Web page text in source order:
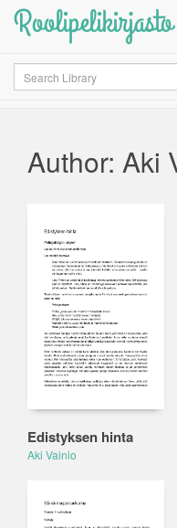
Roolipelikirjasto
Search
Author: Aki
Edistyksen hinta
Aki Vainio